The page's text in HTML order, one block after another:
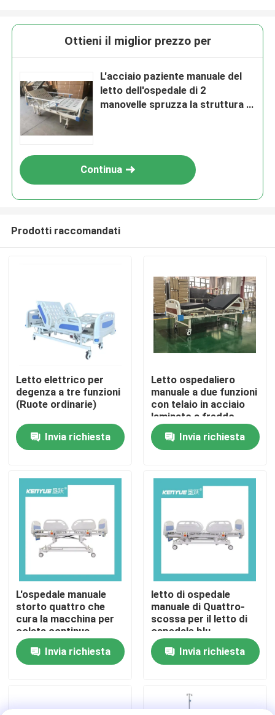
Prodotti
Su di noi
Visita alla fabbrica
Contattaci
Notizie
Casi
Accessori ostetrici della Tabella
Ottieni il miglior prezzo per
L'acciaio paziente manuale del
letto dell'ospedale di 2
manovelle spruzza la struttura di
Continua
Prodotti raccomandati
Letto elettrico per
degenza a tre funzioni
(Ruote ordinarie)
Invia richiesta
Letto ospedaliero
manuale a due funzioni
con telaio in acciaio
laminato a freddo
Invia richiesta
L'ospedale manuale
storto quattro che
cura la macchina per
colata continua
paziente di controllo
del letto protegge
rivestito con resina
Invia richiesta
letto di ospedale
manuale di Quattro-
scossa per il letto di
ospedale blu
dell'ospedale
Invia richiesta